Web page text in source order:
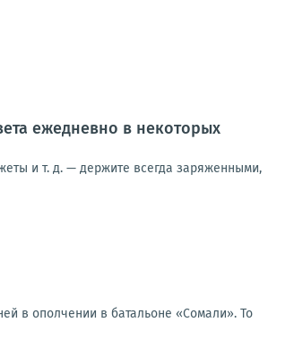
ежедневно в некоторых
и т. д. — держите всегда заряженными,
в ополчении в батальоне «Сомали». То